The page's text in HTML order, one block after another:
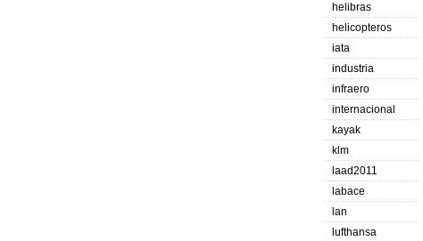
helibras
helicopteros
iata
industria
infraero
internacional
kayak
klm
laad2011
labace
lan
lufthansa